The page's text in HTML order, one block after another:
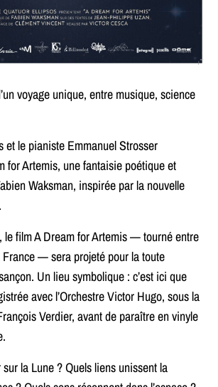
voyage unique, entre musique, science
et le pianiste Emmanuel Strosser
for Artemis, une fantaisie poétique et
Waksman, inspirée par la nouvelle
le film A Dream for Artemis — tourné entre
— sera projeté pour la toute
Un lieu symbolique : c’est ici que
avec l’Orchestre Victor Hugo, sous la
Verdier, avant de paraître en vinyle
la Lune ? Quels liens unissent la